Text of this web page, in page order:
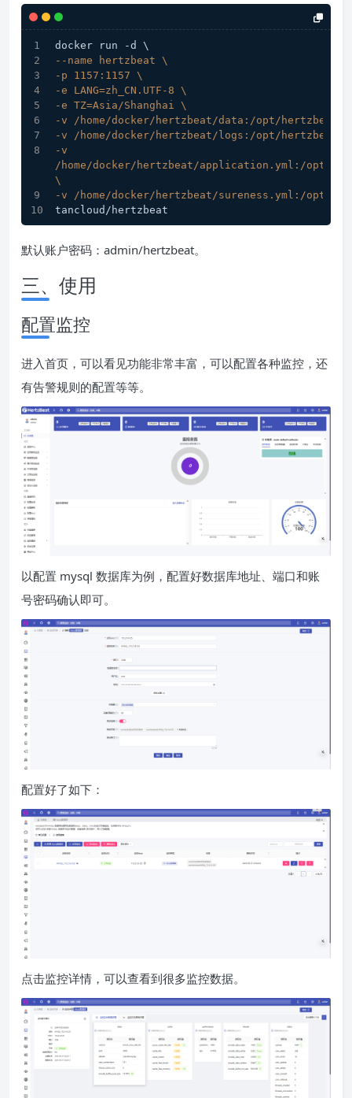
docker run -d \
--name hertzbeat \
-p 1157:1157 \
-e LANG=zh_CN.UTF-8 \
-e TZ=Asia/Shanghai \
-v /home/docker/hertzbeat/data:/opt/hertzbeat/
-v /home/docker/hertzbeat/logs:/opt/hertzbeat/
-v
/home/docker/hertzbeat/application.yml:/opt/
\
-v /home/docker/hertzbeat/sureness.yml:/opt/
tancloud/hertzbeat
默认账户密码：admin/hertzbeat。
三、使用
配置监控
进入首页，可以看见功能非常丰富，可以配置各种监控，还
有告警规则的配置等等。
以配置 mysql 数据库为例，配置好数据库地址、端口和账
号密码确认即可。
配置好了如下：
点击监控详情，可以查看到很多监控数据。